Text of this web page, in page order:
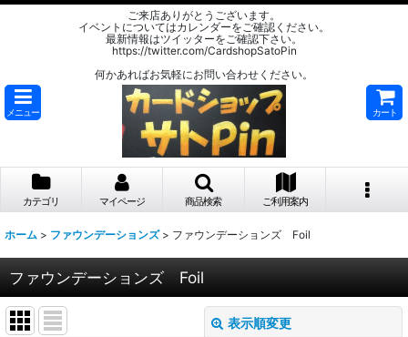
ご来店ありがとうございます。
イベントについてはカレンダーをご確認ください。
最新情報はツイッターをご確認下さい。
https://twitter.com/CardshopSatoPin
何かあればお気軽にお問い合わせください。
メニュー カート
カテゴリ マイページ 商品検索 ご利用案内
ホーム > ファウンデーションズ > ファウンデーションズ Foil
ファウンデーションズ Foil
表示順変更